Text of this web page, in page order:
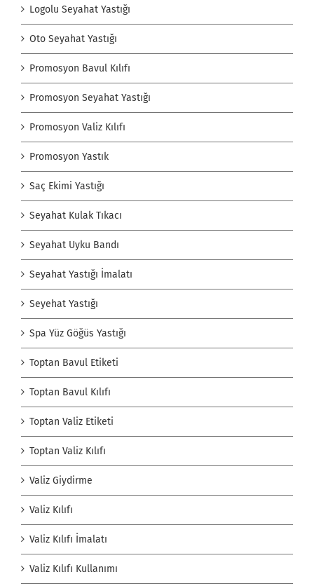
Logolu Seyahat Yastığı
Oto Seyahat Yastığı
Promosyon Bavul Kılıfı
Promosyon Seyahat Yastığı
Promosyon Valiz Kılıfı
Promosyon Yastık
Saç Ekimi Yastığı
Seyahat Kulak Tıkacı
Seyahat Uyku Bandı
Seyahat Yastığı İmalatı
Seyehat Yastığı
Spa Yüz Göğüs Yastığı
Toptan Bavul Etiketi
Toptan Bavul Kılıfı
Toptan Valiz Etiketi
Toptan Valiz Kılıfı
Valiz Giydirme
Valiz Kılıfı
Valiz Kılıfı İmalatı
Valiz Kılıfı Kullanımı